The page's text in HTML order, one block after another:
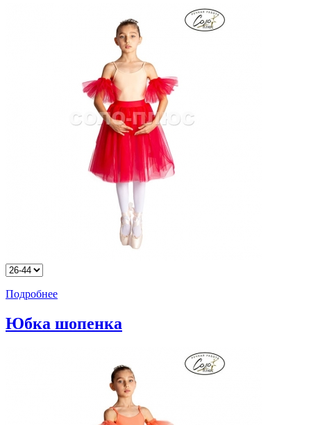
Подробнее
Юбка шопенка